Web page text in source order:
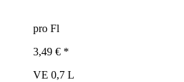
pro Fl
3,49 € *
VE 0,7 L